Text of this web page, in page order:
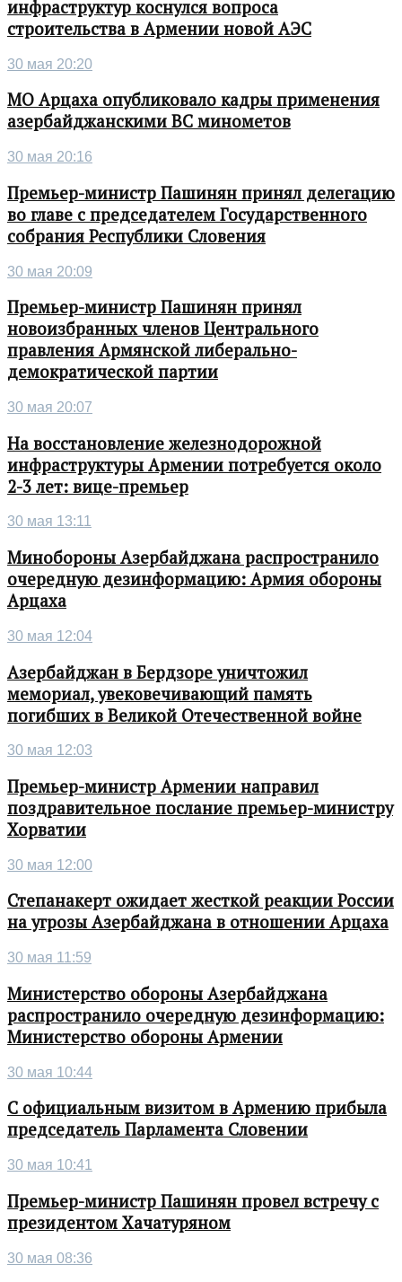
инфраструктур коснулся вопроса
строительства в Армении новой АЭС
30 мая 20:20
МО Арцаха опубликовало кадры применения
азербайджанскими ВС минометов
30 мая 20:16
Премьер-министр Пашинян принял делегацию
во главе с председателем Государственного
собрания Республики Словения
30 мая 20:09
Премьер-министр Пашинян принял
новоизбранных членов Центрального
правления Армянской либерально-
демократической партии
30 мая 20:07
На восстановление железнодорожной
инфраструктуры Армении потребуется около
2-3 лет: вице-премьер
30 мая 13:11
Минобороны Азербайджана распространило
очередную дезинформацию: Армия обороны
Арцаха
30 мая 12:04
Азербайджан в Бердзоре уничтожил
мемориал, увековечивающий память
погибших в Великой Отечественной войне
30 мая 12:03
Премьер-министр Армении направил
поздравительное послание премьер-министру
Хорватии
30 мая 12:00
Степанакерт ожидает жесткой реакции России
на угрозы Азербайджана в отношении Арцаха
30 мая 11:59
Министерство обороны Азербайджана
распространило очередную дезинформацию:
Министерство обороны Армении
30 мая 10:44
С официальным визитом в Армению прибыла
председатель Парламента Словении
30 мая 10:41
Премьер-министр Пашинян провел встречу с
президентом Хачатуряном
30 мая 08:36